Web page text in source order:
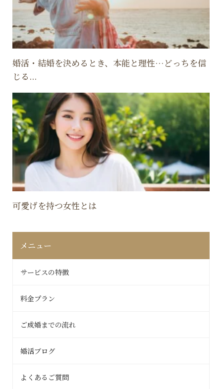
婚活・結婚を決めるとき、本能と理性…どっちを信
じる...
可愛げを持つ女性とは
メニュー
サービスの特徴
料金プラン
ご成婚までの流れ
婚活ブログ
よくあるご質問